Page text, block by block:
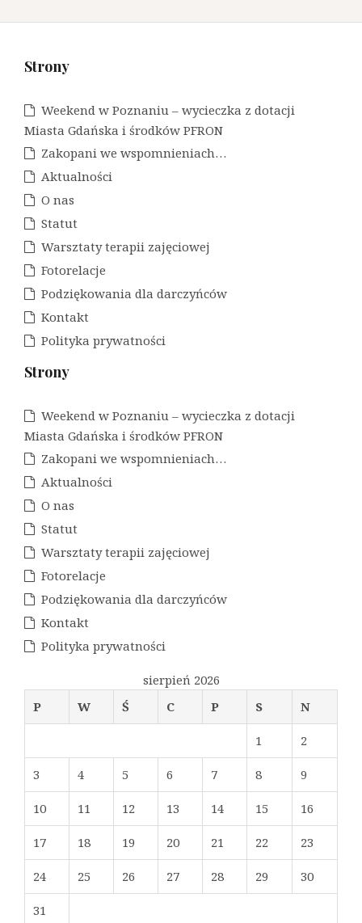
Strony
Weekend w Poznaniu – wycieczka z dotacji
Miasta Gdańska i środków PFRON
Zakopani we wspomnieniach…
Aktualności
O nas
Statut
Warsztaty terapii zajęciowej
Fotorelacje
Podziękowania dla darczyńców
Kontakt
Polityka prywatności
Strony
Weekend w Poznaniu – wycieczka z dotacji
Miasta Gdańska i środków PFRON
Zakopani we wspomnieniach…
Aktualności
O nas
Statut
Warsztaty terapii zajęciowej
Fotorelacje
Podziękowania dla darczyńców
Kontakt
Polityka prywatności
sierpień 2026
P
W Ś C P S N
1 2
3 4 5 6 7 8 9
10 11 12 13 14 15 16
17 18 19 20 21 22 23
24 25 26 27 28 29 30
31